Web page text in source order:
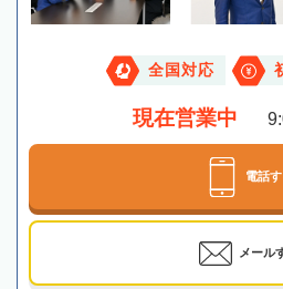
全国対応
現在営業中
電話
メール